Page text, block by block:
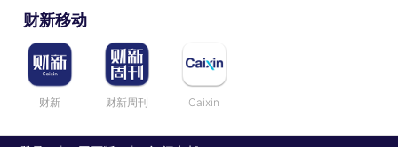
财新移动
财新 财新周刊 Caixin